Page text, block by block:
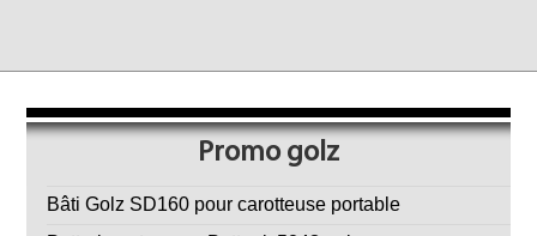
Promo golz
Bâti Golz SD160 pour carotteuse portable